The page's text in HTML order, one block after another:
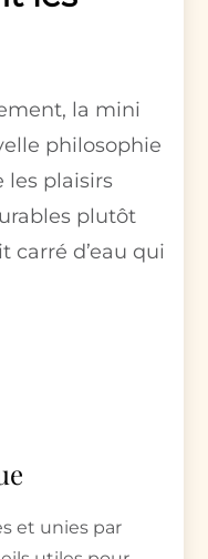
la mini
philosophie
les plaisirs
plutôt
carré d’eau qui
et unies par